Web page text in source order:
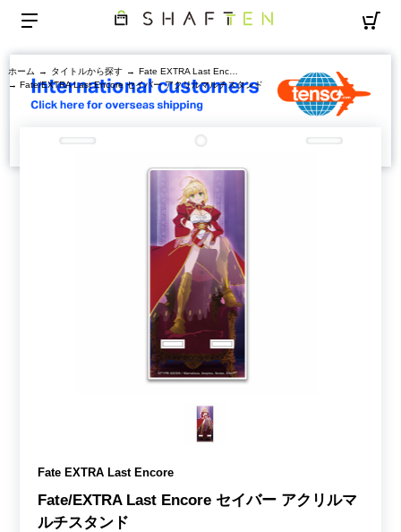
ホーム → タイトルから探す →
Fate EXTRA Last Encore
→ Fate/EXTRA Last Encore セイバー アクリルマルチスタンド
Fate EXTRA Last Encore
Fate/EXTRA Last Encore セイバー アクリルマ
ルチスタンド